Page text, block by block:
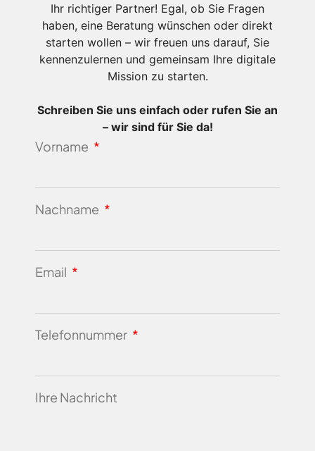
Ihr richtiger Partner! Egal, ob Sie Fragen
haben, eine Beratung wünschen oder direkt
starten wollen – wir freuen uns darauf, Sie
kennenzulernen und gemeinsam Ihre digitale
Mission zu starten.
Schreiben Sie uns einfach oder rufen Sie an
– wir sind für Sie da!
Vorname
Nachname
Email
Telefonnummer
Ihre Nachricht